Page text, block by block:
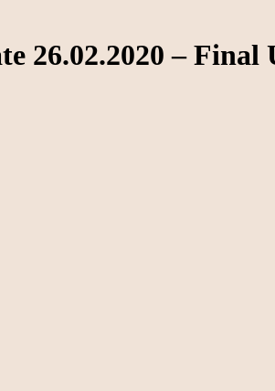
26.02.2020 – Final